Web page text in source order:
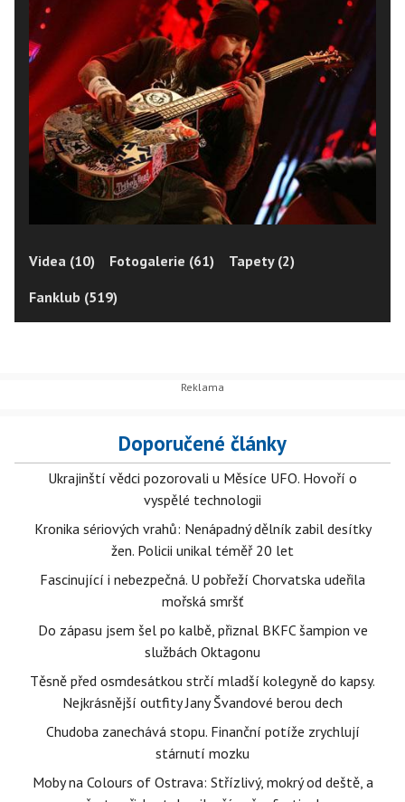
Videa (10) Fotogalerie (61)
Tapety (2)
Fanklub (519)
Doporučené články
Ukrajinští vědci pozorovali u Měsíce UFO. Hovoří o
vyspělé technologii
Kronika sériových vrahů: Nenápadný dělník zabil desítky
žen. Policii unikal téměř 20 let
Fascinující i nebezpečná. U pobřeží Chorvatska udeřila
mořská smršť
Do zápasu jsem šel po kalbě, přiznal BKFC šampion ve
službách Oktagonu
Těsně před osmdesátkou strčí mladší kolegyně do kapsy.
Nejkrásnější outfity Jany Švandové berou dech
Chudoba zanechává stopu. Finanční potíže zrychlují
stárnutí mozku
Moby na Colours of Ostrava: Střízlivý, mokrý od deště, a